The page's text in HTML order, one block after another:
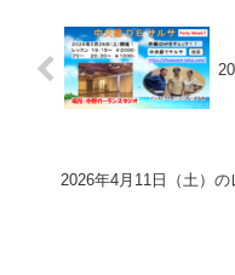
2026年4月11日（土）の